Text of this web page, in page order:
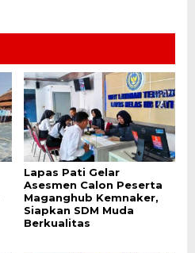
Lapas Pati Gelar
Asesmen Calon Peserta
Maganghub Kemnaker,
Siapkan SDM Muda
Berkualitas